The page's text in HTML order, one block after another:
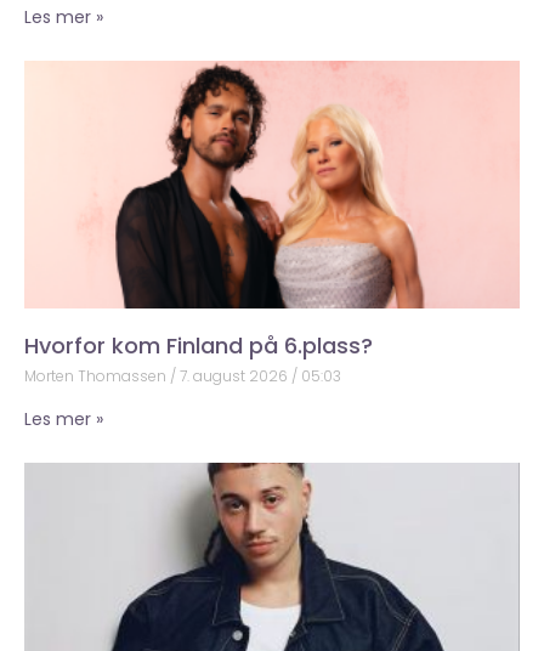
Les mer »
Hvorfor kom Finland på 6.plass?
Morten Thomassen 7. august 2026 05:03
Les mer »